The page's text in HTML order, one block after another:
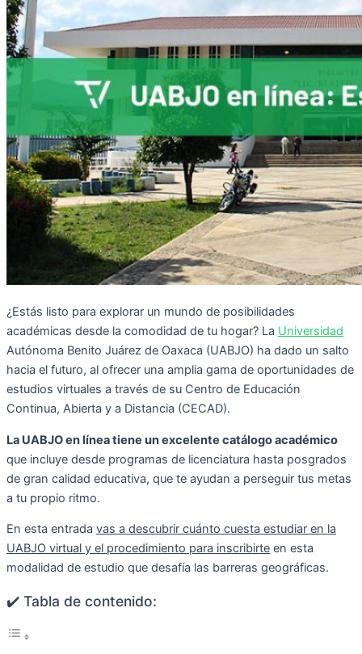
¿Estás listo para explorar un mundo de posibilidades
académicas desde la comodidad de tu hogar? La Universidad
Autónoma Benito Juárez de Oaxaca (UABJO) ha dado un salto
hacia el futuro, al ofrecer una amplia gama de oportunidades de
estudios virtuales a través de su Centro de Educación
Continua, Abierta y a Distancia (CECAD).
La UABJO en línea tiene un excelente catálogo académico
que incluye desde programas de licenciatura hasta posgrados
de gran calidad educativa, que te ayudan a perseguir tus metas
a tu propio ritmo.
En esta entrada vas a descubrir cuánto cuesta estudiar en la
UABJO virtual y el procedimiento para inscribirte en esta
modalidad de estudio que desafía las barreras geográficas.
✔️ Tabla de contenido: